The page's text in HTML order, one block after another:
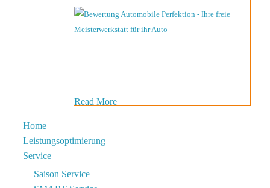
Read More
Home
Leistungsoptimierung
Service
Saison Service